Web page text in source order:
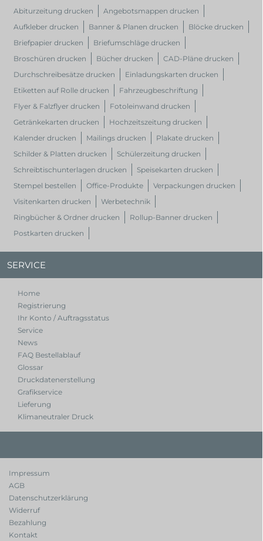
Abiturzeitung drucken
Angebotsmappen drucken
Aufkleber drucken
Banner & Planen drucken
Blöcke drucken
Briefpapier drucken
Briefumschläge drucken
Broschüren drucken
Bücher drucken
CAD-Pläne drucken
Durchschreibesätze drucken
Einladungskarten drucken
Etiketten auf Rolle drucken
Fahrzeugbeschriftung
Flyer & Falzflyer drucken
Fotoleinwand drucken
Getränkekarten drucken
Hochzeitszeitung drucken
Kalender drucken
Mailings drucken
Plakate drucken
Schilder & Platten drucken
Schülerzeitung drucken
Schreibtischunterlagen drucken
Speisekarten drucken
Stempel bestellen
Office-Produkte
Verpackungen drucken
Visitenkarten drucken
Werbetechnik
Ringbücher & Ordner drucken
Rollup-Banner drucken
Postkarten drucken
SERVICE
Home
Registrierung
Ihr Konto / Auftragsstatus
Service
News
FAQ Bestellablauf
Glossar
Druckdatenerstellung
Grafikservice
Lieferung
Klimaneutraler Druck
Impressum
AGB
Datenschutzerklärung
Widerruf
Bezahlung
Kontakt